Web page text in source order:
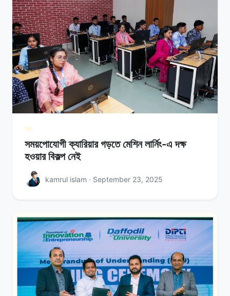
সময়পোযোগী ক্যারিয়ার গড়তে মেশিন লার্নিং-এ দক্ষ
হওয়ার বিকল্প নেই
kamrul islam · September 23, 2025